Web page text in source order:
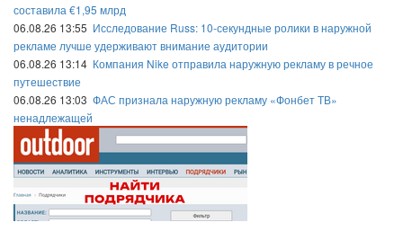
составила €1,95 млрд
06.08.26 13:55 Исследование Russ: 10-секундные ролики в наружной
рекламе лучше удерживают внимание аудитории
06.08.26 13:14 Компания Nike отправила наружную рекламу в речное
путешествие
06.08.26 13:03 ФАС признала наружную рекламу «Фонбет ТВ»
ненадлежащей